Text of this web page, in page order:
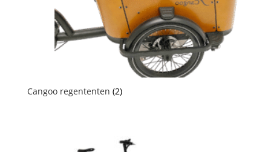
Cangoo regententen (2)